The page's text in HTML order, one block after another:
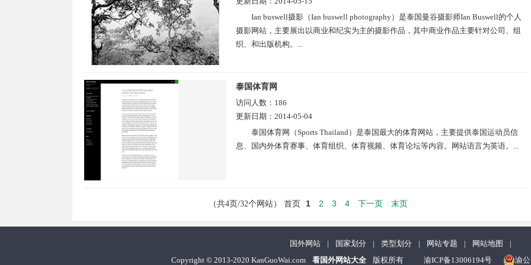
Ian buswell摄影（Ian buswell photography）是泰国曼谷摄影师Ian Buswell的个人
摄影网站，主要展出以商业和纪实为主的摄影作品，其中商业作品主要针对公司、组
织、和出版机构。...
泰国体育网
访问人数： 186
更新日期： 2014-05-04
泰国体育网（Sports Thailand）是泰国最大的体育网站，主要提供泰国运动员信
息、国内外体育赛事、体育组织、体育视频、体育论坛等内容。网站语言为英语。...
（共4页/32个网站） 首页 1 2 3 4 下一页 末页
国外网站 | 国家划分 | 类型划分 | 网站专题 | 网站地图
|
Copyright ©2013-2020 KanGuoWai.com 看国外网站大全 版权所有 渝ICP备13006194号 渝